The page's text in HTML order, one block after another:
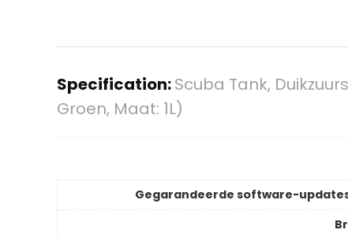
Specification:Scuba Tank,
Groen, Maat: 1L)
Gegarandeerde software-